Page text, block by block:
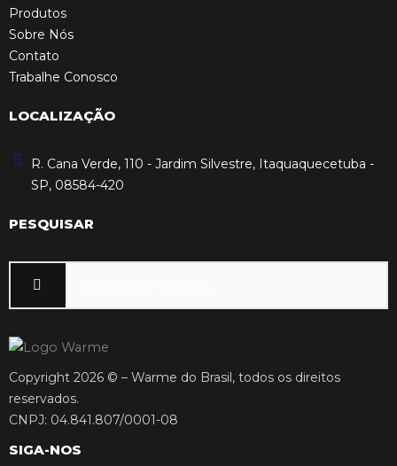
Produtos
Sobre Nós
Contato
Trabalhe Conosco
LOCALIZAÇÃO
R. Cana Verde, 110 - Jardim Silvestre, Itaquaquecetuba -
SP, 08584-420
PESQUISAR
Copyright 2026 © – Warme do Brasil, todos os direitos
reservados.
CNPJ: 04.841.807/0001-08
SIGA-NOS